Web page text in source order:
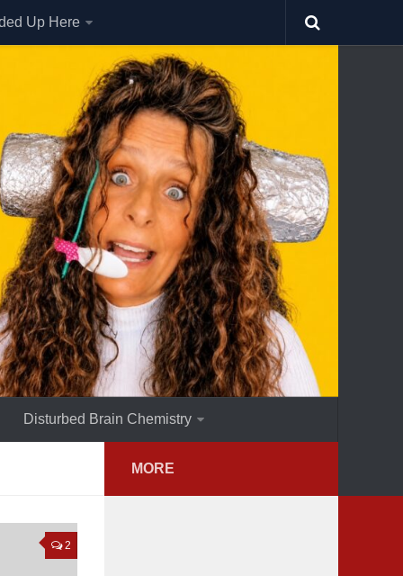
Up Here
Disturbed Brain Chemistry
2
MORE